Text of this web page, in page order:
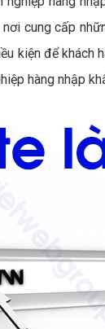
cung cấp
kiện để khách
hàng nhập